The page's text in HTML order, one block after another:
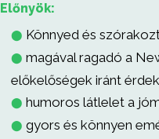
Előnyök:
⬤ Könnyed és
⬤ magával ragadó a
előkelőségek iránt
⬤ humoros látlelet a
⬤ gyors és könnyen